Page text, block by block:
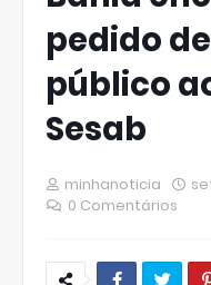
pedido
público
Sesab
minhanoticia
0 Comentários